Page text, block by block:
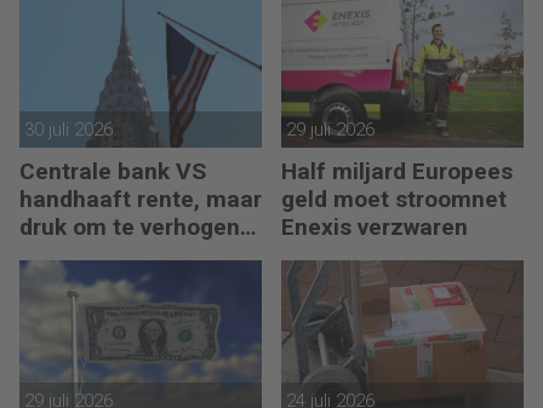
30 juli 2026
Centrale bank VS
handhaaft rente, maar
druk om te verhogen
neemt toe
29 juli 2026
Half miljard Europees
geld moet stroomnet
Enexis verzwaren
29 juli 2026 24 juli 2026